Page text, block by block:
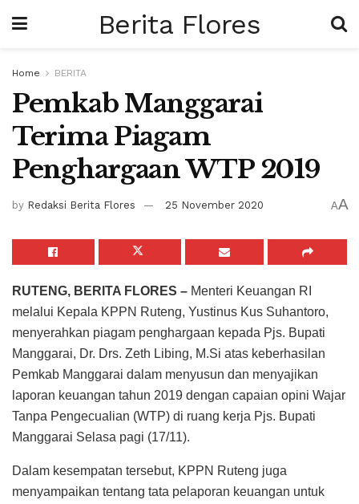
Berita Flores
Home BERITA
Pemkab Manggarai
Terima Piagam
Penghargaan WTP 2019
by Redaksi Berita Flores 25 November 2020 AA
RUTENG, BERITA FLORES – Menteri Keuangan RI
melalui Kepala KPPN Ruteng, Yustinus Kus Suhantoro,
menyerahkan piagam penghargaan kepada Pjs. Bupati
Manggarai, Dr. Drs. Zeth Libing, M.Si atas keberhasilan
Pemkab Manggarai dalam menyusun dan menyajikan
laporan keuangan tahun 2019 dengan capaian opini Wajar
Tanpa Pengecualian (WTP) di ruang kerja Pjs. Bupati
Manggarai Selasa pagi (17/11).
Dalam kesempatan tersebut, KPPN Ruteng juga
menyampaikan tentang tata pelaporan keuangan untuk